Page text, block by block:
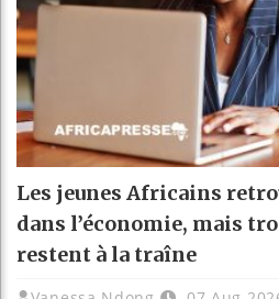
Les jeunes Africains
dans l’économie, mais
restent à la traîne